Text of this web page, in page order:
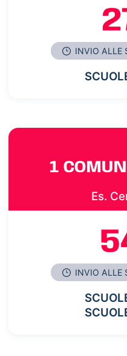
INVIO ALLE
1
Es.
INVIO ALLE